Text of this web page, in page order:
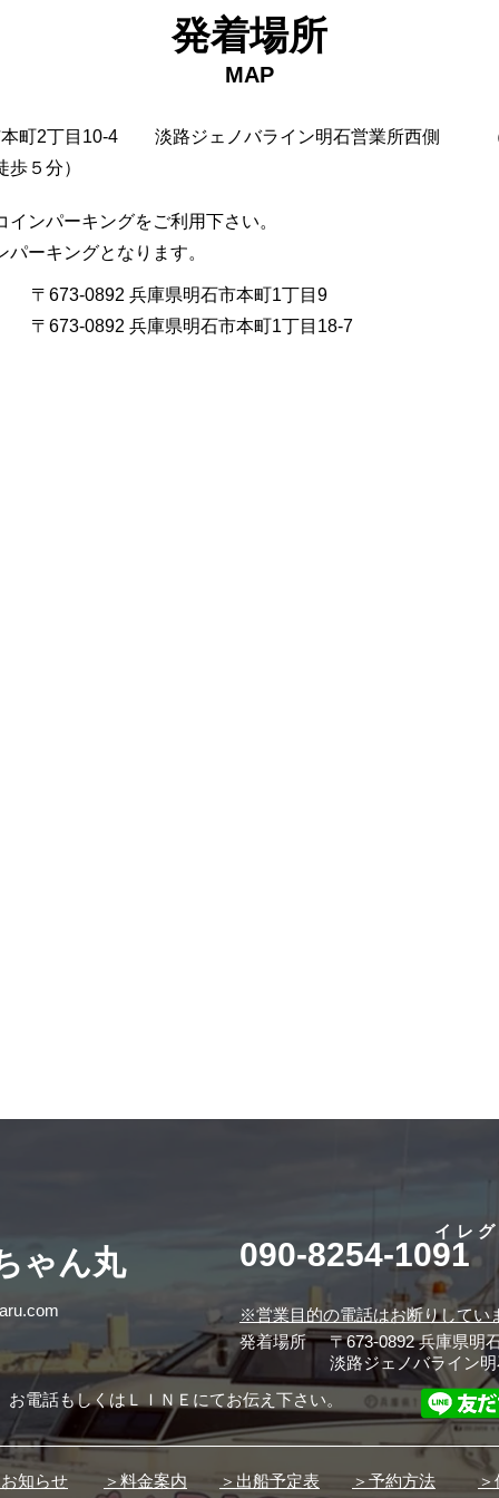
発着場所
MAP
町2丁目10-4 淡路ジェノバライン明石営業所西側
歩５分）
ンパーキングをご利用下さい。
パーキングとなります。
〒673-0892 兵庫県明石市本町1丁目9
〒673-0892 兵庫県明石市本町1丁目18-7
ゃん丸 090-8254-1091
イレ
※営業目的の電話はお断りしてい
発着場所
〒673-0892 兵庫県明
淡路ジェノバライン
お電話もしくはＬＩＮＥにてお伝え下さい。
知らせ ＞料金案内 ＞出船予定表 ＞予約方法